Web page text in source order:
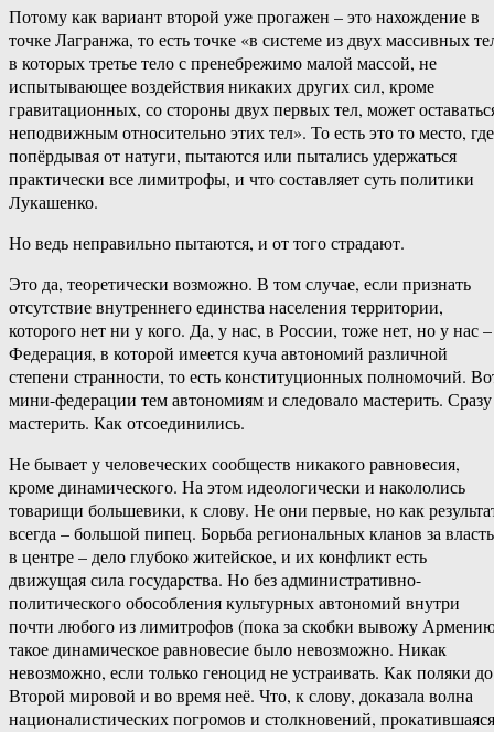
Потому как вариант второй уже прогажен – это нахождение в
точке Лагранжа, то есть точке «в системе из двух массивных
в которых третье тело с пренебрежимо малой массой, не
испытывающее воздействия никаких других сил, кроме
гравитационных, со стороны двух первых тел, может
неподвижным относительно этих тел». То есть это то место,
попёрдывая от натуги, пытаются или пытались удержаться
практически все лимитрофы, и что составляет суть политики
Лукашенко.
Но ведь неправильно пытаются, и от того страдают.
Это да, теоретически возможно. В том случае, если признать
отсутствие внутреннего единства населения территории,
которого нет ни у кого. Да, у нас, в России, тоже нет, но у нас –
Федерация, в которой имеется куча автономий различной
степени странности, то есть конституционных полномочий.
мини-федерации тем автономиям и следовало мастерить. Сразу
мастерить. Как отсоединились.
Не бывает у человеческих сообществ никакого равновесия,
кроме динамического. На этом идеологически и накололись
товарищи большевики, к слову. Не они первые, но как
всегда – большой пипец. Борьба региональных кланов за власть
в центре – дело глубоко житейское, и их конфликт есть
движущая сила государства. Но без административно-
политического обособления культурных автономий внутри
почти любого из лимитрофов (пока за скобки вывожу
такое динамическое равновесие было невозможно. Никак
невозможно, если только геноцид не устраивать. Как поляки до
Второй мировой и во время неё. Что, к слову, доказала волна
националистических погромов и столкновений, прокатившаяся